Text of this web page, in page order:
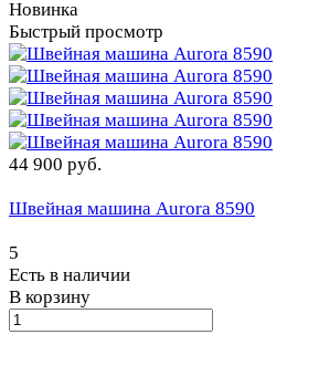
Новинка
Быстрый просмотр
44 900 руб.
Швейная машина Aurora 8590
5
Есть в наличии
В корзину